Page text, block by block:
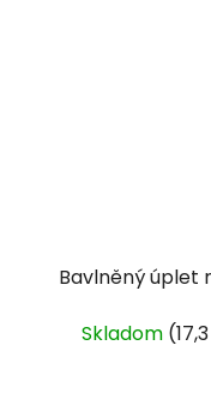
Bavlněný úplet
Skladom